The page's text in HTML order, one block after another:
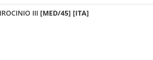
III [MED/45] [ITA]